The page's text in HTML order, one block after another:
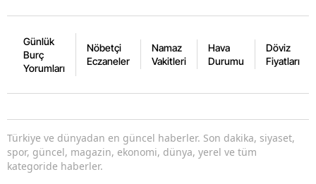
Nevşehir
Niğde
Ordu
Rize
Günlük
Burç
Yorumları
Nöbetçi
Eczaneler
Namaz
Vakitleri
Hava
Durumu
Döviz
Fiyatları
Türkiye ve dünyadan en güncel haberler. Son dakika, siyaset,
spor, güncel, magazin, ekonomi, dünya, yerel ve tüm
kategoride haberler.